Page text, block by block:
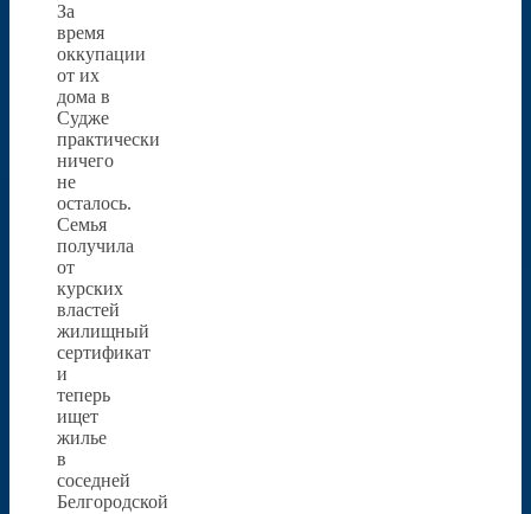
За
время
оккупации
от их
дома в
Судже
практически
ничего
не
осталось.
Семья
получила
от
курских
властей
жилищный
сертификат
и
теперь
ищет
жилье
в
соседней
Белгородской